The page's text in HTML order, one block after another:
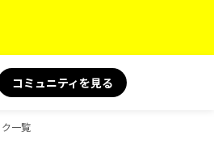
コミュニティを見る
一覧